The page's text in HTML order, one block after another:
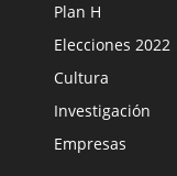
Plan H
Elecciones 2022
Cultura
Investigación
Empresas